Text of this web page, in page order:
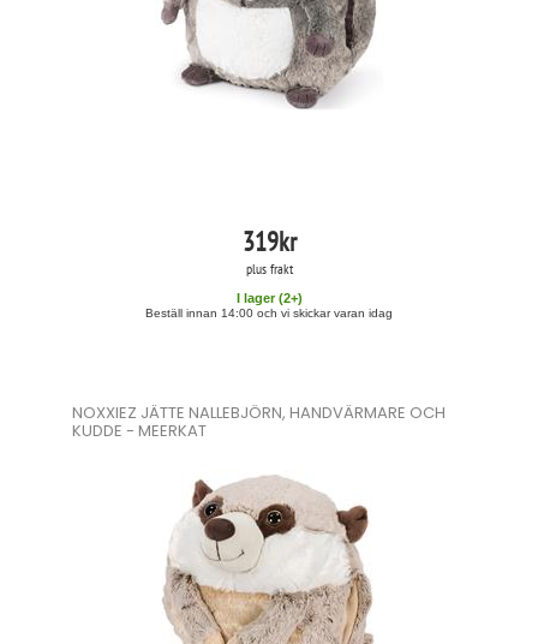
319kr
plus frakt
I lager (2+)
Beställ innan 14:00 och vi skickar varan idag
NOXXIEZ JÄTTE NALLEBJÖRN, HANDVÄRMARE OCH
KUDDE - MEERKAT